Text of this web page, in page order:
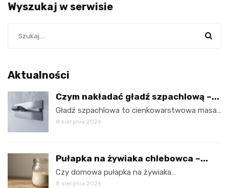
Wyszukaj w serwisie
Aktualności
Czym nakładać gładź szpachlową –...
Gładź szpachlowa to cienkowarstwowa masa…
8 sierpnia 2026
Pułapka na żywiaka chlebowca –...
Czy domowa pułapka na żywiaka…
8 sierpnia 2026